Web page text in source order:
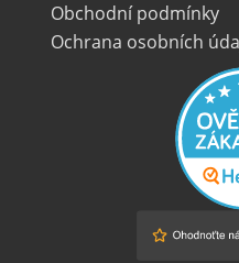
Obchodní podmínky
Ochrana osobních